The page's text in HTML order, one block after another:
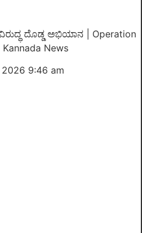
ದೊಡ್ಡ ಅಭಿಯಾನ | Operation
News
9:46 am